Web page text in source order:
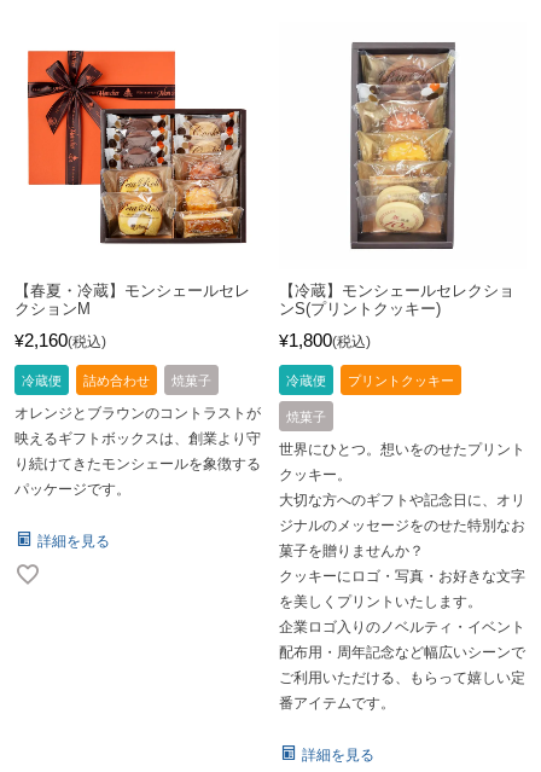
【春夏・冷蔵】モンシェールセレ
クションM
¥2,160 税込
冷蔵便 詰め合わせ 焼菓子
オレンジとブラウンのコントラストが
映えるギフトボックスは、創業より守
り続けてきたモンシェールを象徴する
パッケージです。
詳細を見る
【冷蔵】モンシェールセレクショ
ンS(プリントクッキー)
¥1,800 税込
冷蔵便 プリントクッキー
焼菓子
世界にひとつ。想いをのせたプリント
クッキー。
大切な方へのギフトや記念日に、オリ
ジナルのメッセージをのせた特別なお
菓子を贈りませんか？
クッキーにロゴ・写真・お好きな文字
を美しくプリントいたします。
企業ロゴ入りのノベルティ・イベント
配布用・周年記念など幅広いシーンで
ご利用いただける、もらって嬉しい定
番アイテムです。
詳細を見る